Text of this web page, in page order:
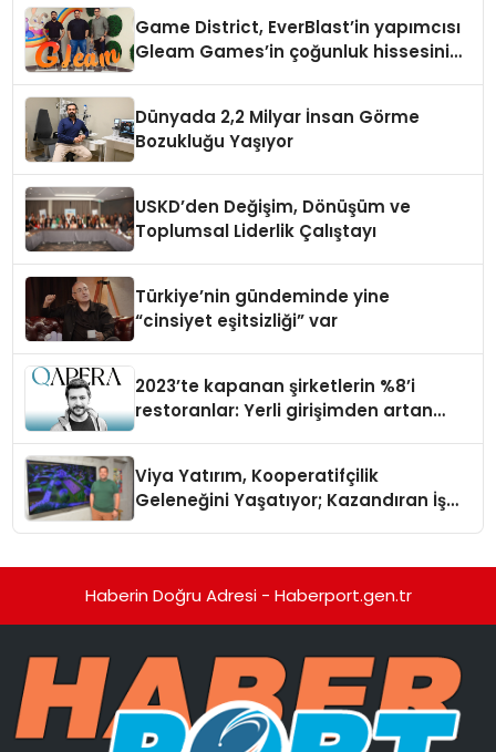
Game District, EverBlast’in yapımcısı
Gleam Games’in çoğunluk hissesini
Dünyada 2,2 Milyar İnsan Görme
Bozukluğu Yaşıyor
USKD’den Değişim, Dönüşüm ve
Toplumsal Liderlik Çalıştayı
Türkiye’nin gündeminde yine
“cinsiyet eşitsizliği” var
2023’te kapanan şirketlerin %8’i
restoranlar: Yerli girişimden artan
Viya Yatırım, Kooperatifçilik
Geleneğini Yaşatıyor; Kazandıran İş
Haberin Doğru Adresi - Haberport.gen.tr